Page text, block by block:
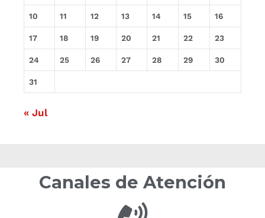
10 11 12 13 14 15 16
17 18 19 20 21 22 23
24 25 26 27 28 29 30
31
« Jul
Canales de Atención